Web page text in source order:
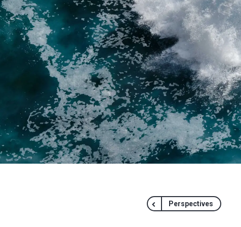
Perspectives